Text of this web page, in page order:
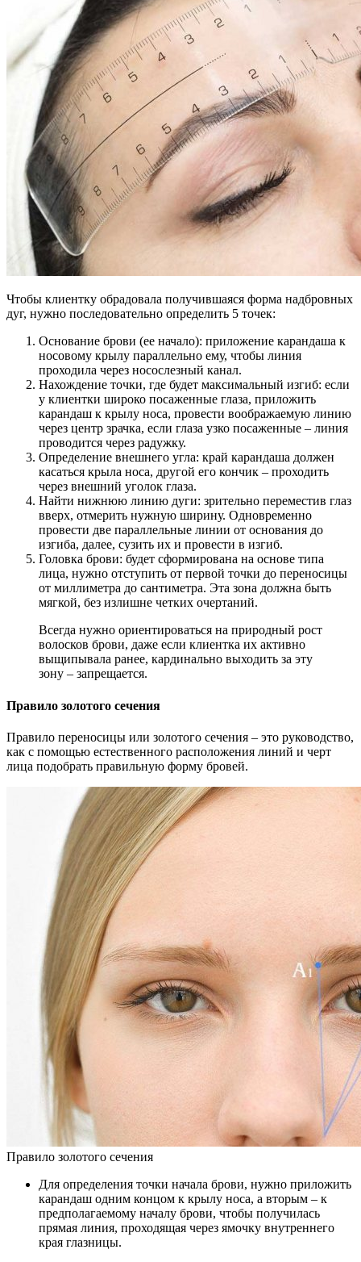
Чтобы клиентку обрадовала получившаяся форма надбровных
дуг, нужно последовательно определить 5 точек:
Основание брови (ее начало): приложение карандаша к
носовому крылу параллельно ему, чтобы линия
проходила через носослезный канал.
Нахождение точки, где будет максимальный изгиб: если
у клиентки широко посаженные глаза, приложить
карандаш к крылу носа, провести воображаемую линию
через центр зрачка, если глаза узко посаженные – линия
проводится через радужку.
Определение внешнего угла: край карандаша должен
касаться крыла носа, другой его кончик – проходить
через внешний уголок глаза.
Найти нижнюю линию дуги: зрительно переместив глаз
вверх, отмерить нужную ширину. Одновременно
провести две параллельные линии от основания до
изгиба, далее, сузить их и провести в изгиб.
Головка брови: будет сформирована на основе типа
лица, нужно отступить от первой точки до переносицы
от миллиметра до сантиметра. Эта зона должна быть
мягкой, без излишне четких очертаний.
Всегда нужно ориентироваться на природный рост
волосков брови, даже если клиентка их активно
выщипывала ранее, кардинально выходить за эту
зону – запрещается.
Правило золотого сечения
Правило переносицы или золотого сечения – это руководство,
как с помощью естественного расположения линий и черт
лица подобрать правильную форму бровей.
Правило золотого сечения
Для определения точки начала брови, нужно приложить
карандаш одним концом к крылу носа, а вторым – к
предполагаемому началу брови, чтобы получилась
прямая линия, проходящая через ямочку внутреннего
края глазницы.